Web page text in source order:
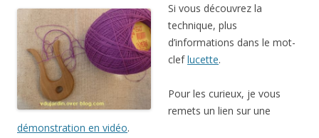
Si vous découvrez la
technique, plus
d’informations dans le mot-
cleflucette.
Pour les curieux, je vous
remets un lien sur une
démonstration en vidéo.